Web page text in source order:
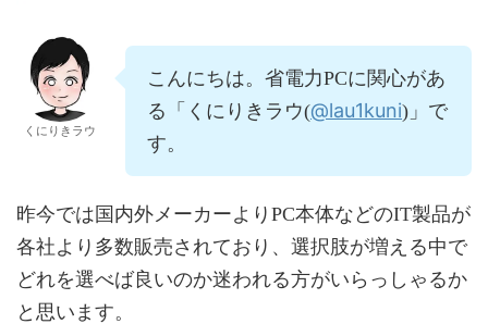
くにりきラウ
こんにちは。省電力PCに関心があ
る「くにりきラウ(@lau1kuni)」で
す。
昨今では国内外メーカーよりPC本体などのIT製品が
各社より多数販売されており、選択肢が増える中で
どれを選べば良いのか迷われる方がいらっしゃるか
と思います。